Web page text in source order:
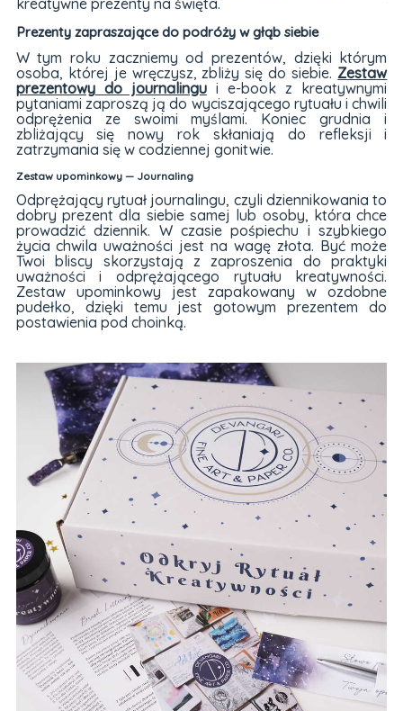
Prezenty zapraszające do podróży w głąb siebie
W tym roku zaczniemy od prezentów, dzięki którym
osoba, której je wręczysz, zbliży się do siebie. Zestaw
prezentowy do journalingui e-book z kreatywnymi
pytaniami zaproszą ją do wyciszającego rytuału i chwili
odprężenia ze swoimi myślami. Koniec grudnia i
zbliżający się nowy rok skłaniają do refleksji i
zatrzymania się w codziennej gonitwie.
Zestaw upominkowy — Journaling
Odprężający rytuał journalingu, czyli dziennikowania to
dobry prezent dla siebie samej lub osoby, która chce
prowadzić dziennik. W czasie pośpiechu i szybkiego
życia chwila uważności jest na wagę złota. Być może
Twoi bliscy skorzystają z zaproszenia do praktyki
uważności i odprężającego rytuału kreatywności.
Zestaw upominkowy jest zapakowany w ozdobne
pudełko, dzięki temu jest gotowym prezentem do
postawienia pod choinką.